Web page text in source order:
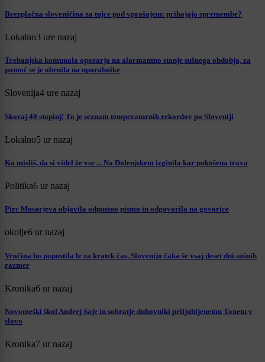
Brezplačna slovenščina za tujce pod vprašajem: prihajajo spremembe?
Lokalno3 ure nazaj
Trebanjska komunala opozarja na alarmantno stanje sušnega obdobja, za
pomoč se je obrnila na uporabnike
Slovenija4 ure nazaj
Skoraj 40 stopinj! To je seznam temperaturnih rekordov po Sloveniji
Lokalno5 ur nazaj
Ko misliš, da si videl že vse ... Na Dolenjskem izginila kar pokošena trava
Politika6 ur nazaj
Pirc Musarjeva objavila odpustno pismo in odgovorila na govorice
okolje6 ur nazaj
Vročina bo popustila le za kratek čas, Slovenijo čaka še vsaj deset dni sušnih
razmer
Kronika6 ur nazaj
Novomeški škof Andrej Saje in sobratje duhovniki priljubljenemu Tonetu v
slovo
Kronika7 ur nazaj